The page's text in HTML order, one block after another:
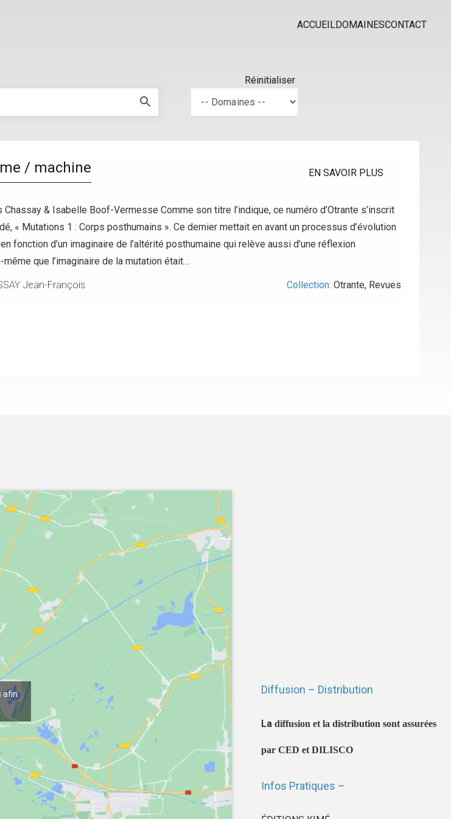
ACCUEILDOMAINESCONTACT
Réinitialiser
/ machine EN SAVOIR PLUS
& Isabelle Boof-Vermesse Comme son titre l’indique, ce numéro d’Otrante s’inscrit
« Mutations 1 : Corps posthumains ». Ce dernier mettait en avant un processus d’évolution
fonction d’un imaginaire de l’altérité posthumaine qui relève aussi d’une réflexion
que l’imaginaire de la mutation était…
Jean-François Collection: Otrante, Revues
afin
Diffusion – Distribution
La diffusion et la distribution sont assurées
par CED et DILISCO
Infos Pratiques –